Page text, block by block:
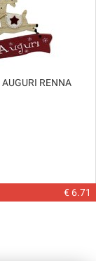
RENNA
€ 6.71